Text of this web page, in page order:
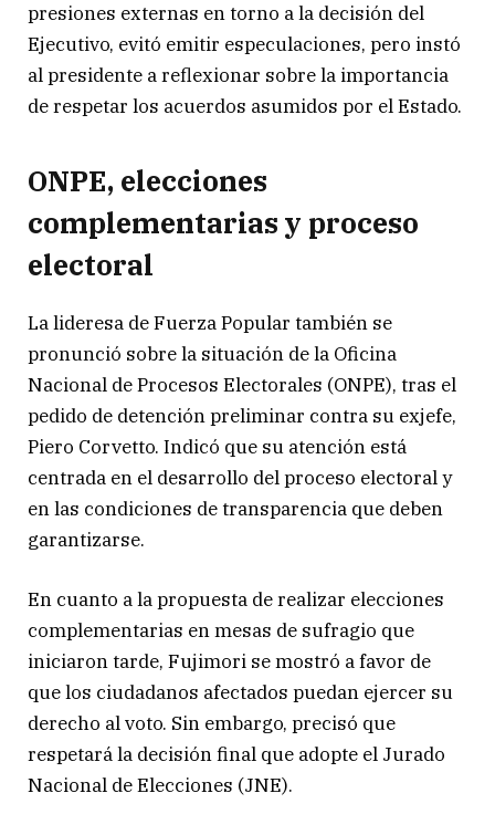
presiones externas en torno a la decisión del
Ejecutivo, evitó emitir especulaciones, pero instó
al presidente a reflexionar sobre la importancia
de respetar los acuerdos asumidos por el Estado.
ONPE, elecciones
complementarias y proceso
electoral
La lideresa de Fuerza Popular también se
pronunció sobre la situación de la Oficina
Nacional de Procesos Electorales (ONPE), tras el
pedido de detención preliminar contra su exjefe,
Piero Corvetto. Indicó que su atención está
centrada en el desarrollo del proceso electoral y
en las condiciones de transparencia que deben
garantizarse.
En cuanto a la propuesta de realizar elecciones
complementarias en mesas de sufragio que
iniciaron tarde, Fujimori se mostró a favor de
que los ciudadanos afectados puedan ejercer su
derecho al voto. Sin embargo, precisó que
respetará la decisión final que adopte el Jurado
Nacional de Elecciones (JNE).